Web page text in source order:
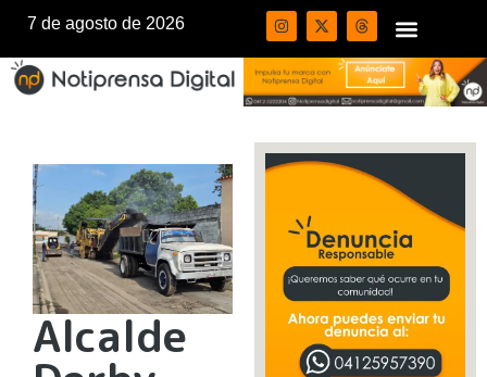
7 de agosto de 2026
Alcalde